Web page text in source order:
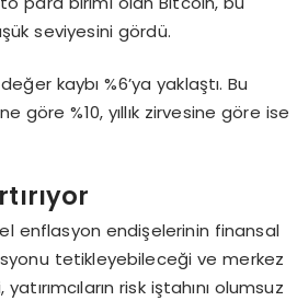
seviyesini gördü.
kaybı %6’ya yaklaştı. Bu
göre %10, yıllık zirvesine göre ise
enflasyon endişelerinin finansal
tetikleyebileceği ve merkez
risk iştahını olumsuz